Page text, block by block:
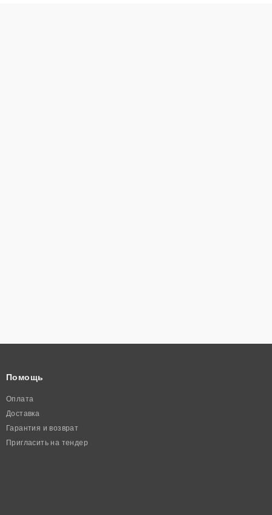
Помощь
Оплата
Доставка
Гарантия и возврат
Пригласить на тендер